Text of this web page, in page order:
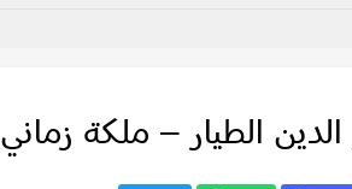
الطيار – ملكة زماني